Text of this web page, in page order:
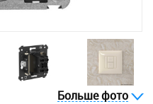
Больше фото